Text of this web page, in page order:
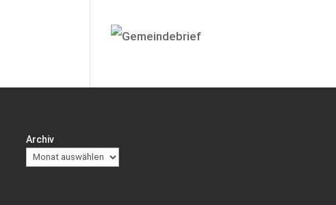
Archiv